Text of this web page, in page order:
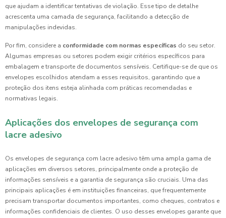
que ajudam a identificar tentativas de violação. Esse tipo de detalhe
acrescenta uma camada de segurança, facilitando a detecção de
manipulações indevidas.
Por fim, considere a conformidade com normas específicas do seu setor.
Algumas empresas ou setores podem exigir critérios específicos para
embalagem e transporte de documentos sensíveis. Certifique-se de que os
envelopes escolhidos atendam a esses requisitos, garantindo que a
proteção dos itens esteja alinhada com práticas recomendadas e
normativas legais.
Aplicações dos envelopes de segurança com
lacre adesivo
Os envelopes de segurança com lacre adesivo têm uma ampla gama de
aplicações em diversos setores, principalmente onde a proteção de
informações sensíveis e a garantia de segurança são cruciais. Uma das
principais aplicações é em instituições financeiras, que frequentemente
precisam transportar documentos importantes, como cheques, contratos e
informações confidenciais de clientes. O uso desses envelopes garante que